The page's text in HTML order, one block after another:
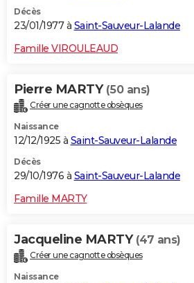
Décès
23/01/1977 à Saint-Sauveur-Lalande
Famille VIROULEAUD
Pierre MARTY (50 ans)
Créer une cagnotte obsèques
Naissance
12/12/1925 à Saint-Sauveur-Lalande
Décès
29/10/1976 à Saint-Sauveur-Lalande
Famille MARTY
Jacqueline MARTY (47 ans)
Créer une cagnotte obsèques
Naissance